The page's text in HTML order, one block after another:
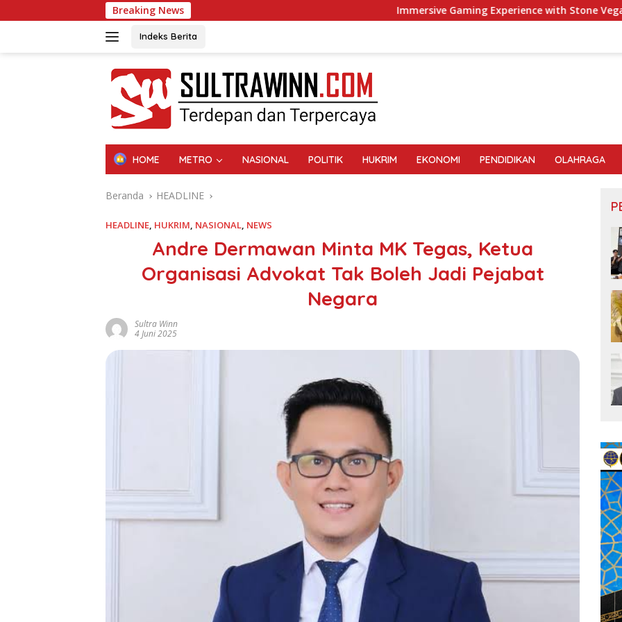
ke
Breaking News Immersive Gaming Experience with Stone Vegas Boho
Indeks Berita
HOME METRO NASIONAL POLITIK HUKRIM EKONOMI PENDIDIKAN OLAHRAGA
Beranda HEADLINE
HEADLINE, HUKRIM, NASIONAL, NEWS
Andre Dermawan Minta MK Tegas, Ketua
Organisasi Advokat Tak Boleh Jadi Pejabat
Negara
Sultra Winn
4 Juni 2025